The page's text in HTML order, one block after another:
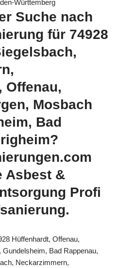
Württemberg
Suche nach
für 74928
Offenau,
Mosbach
Bad
Asbest &
Profi
Hüffenhardt, Offenau,
Bad Rappenau,
Neckarzimmern,